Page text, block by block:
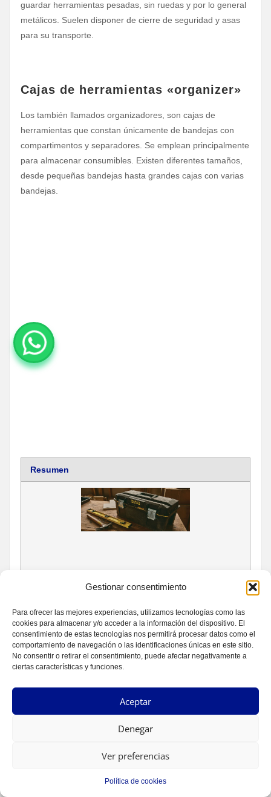
Gestionar consentimiento
Para ofrecer las mejores experiencias, utilizamos tecnologías como las
cookies para almacenar y/o acceder a la información del dispositivo. El
consentimiento de estas tecnologías nos permitirá procesar datos como el
comportamiento de navegación o las identificaciones únicas en este sitio.
No consentir o retirar el consentimiento, puede afectar negativamente a
ciertas características y funciones.
Aceptar
Denegar
Ver preferencias
Política de cookies
guardar herramientas pesadas, sin ruedas y por lo general
metálicos. Suelen disponer de cierre de seguridad y asas
para su transporte.
Cajas de herramientas «organizer»
Los también llamados organizadores, son cajas de
herramientas que constan únicamente de bandejas con
compartimentos y separadores. Se emplean principalmente
para almacenar consumibles. Existen diferentes tamaños,
desde pequeñas bandejas hasta grandes cajas con varias
bandejas.
Resumen
Nombre del artículo
Los diferentes tipos de cajas de
herramientas
Descripción
Las cajas de herramientas son un
elemento indispensable para
tareas de mantenimiento,
reparación o bricolaje.
Autor
Ferreteria Principat
Ferreteria Principat
Publisher Logo